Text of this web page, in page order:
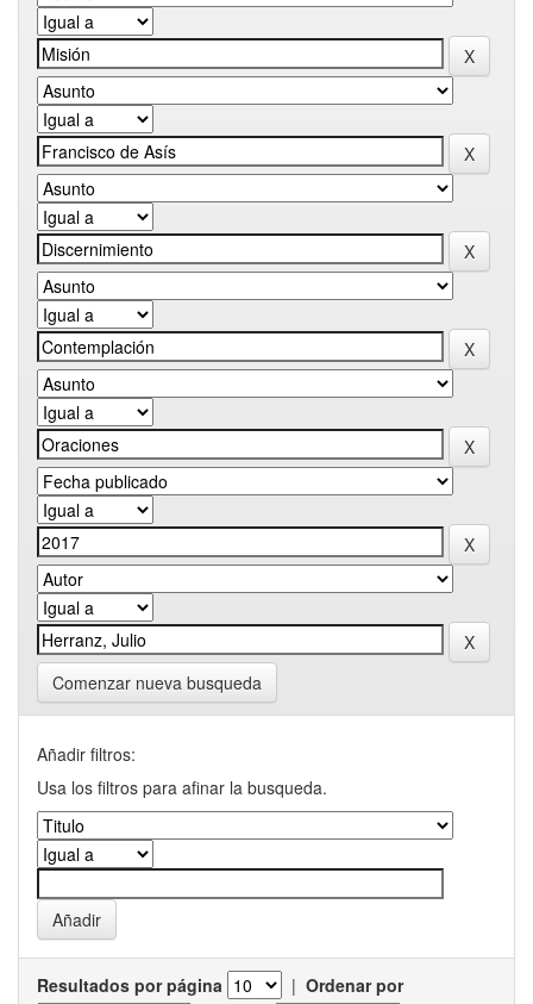
Comenzar nueva busqueda
Añadir filtros:
Usa los filtros para afinar la busqueda.
Resultados por página | Ordenar por